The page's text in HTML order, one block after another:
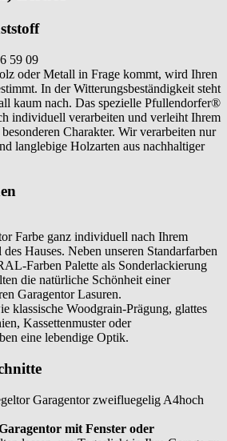
oder Metall in Frage kommt, wird Ihren
In der Witterungsbeständigkeit steht
kaum nach. Das spezielle Pfullendorfer®
individuell verarbeiten und verleiht Ihrem
Charakter. Wir verarbeiten nur
langlebige Holzarten aus nachhaltiger
Farbe ganz individuell nach Ihrem
Hauses. Neben unseren Standarfarben
Farben Palette als Sonderlackierung
die natürliche Schönheit einer
Garagentor Lasuren.
klassische Woodgrain-Prägung, glattes
Kassettenmuster oder
eine lebendige Optik.
mit Fenster oder